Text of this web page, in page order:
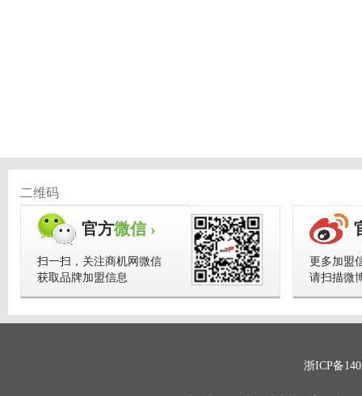
二维码
官方微信 ›
扫一扫，关注商机网微信
获取品牌加盟信息
更多加盟
请扫描微
浙ICP备